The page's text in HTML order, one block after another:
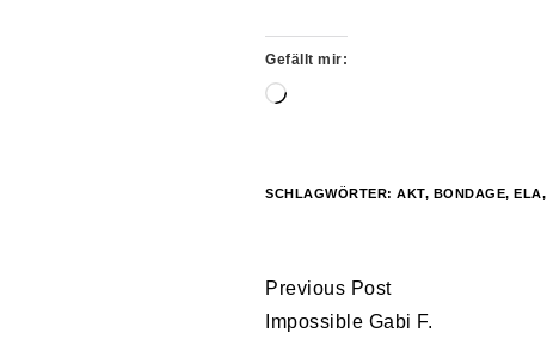
Gefällt mir:
Wird
SCHLAGWÖRTER: AKT, BONDAGE, ELA,
Continue
Reading
Previous Post
Impossible Gabi F.